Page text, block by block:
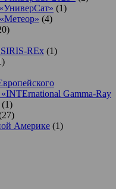
(1)
(4)
REx (1)
«INTErnational Gamma-Ray
(1)
Америке (1)